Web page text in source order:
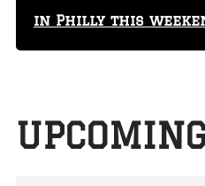
in Philly this
29 tickets left!
UPCOMING